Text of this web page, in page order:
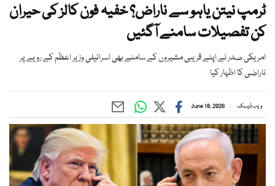
ٹرمپ نیتن یاہو سے ناراض؟ خفیہ فون کالز کی حیران
کن تفصیلات سامنے آگئیں
امریکی صدر نے اپنے قریبی مشیروں کے سامنے بھی اسرائیلی وزیر اعظم کے رویے پر
ناراضی کا اظہار کیا
ویب ڈیسک June 18, 2026